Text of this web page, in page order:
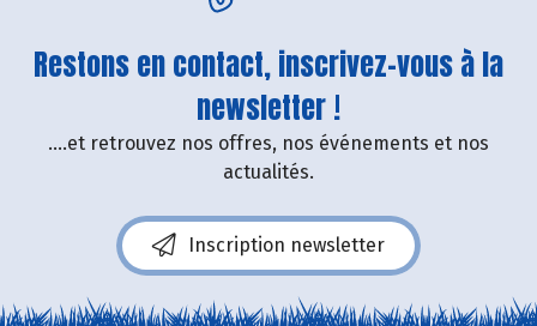
Restons en contact, inscrivez-vous à la
newsletter !
....et retrouvez nos offres, nos événements et nos
actualités.
Inscription newsletter